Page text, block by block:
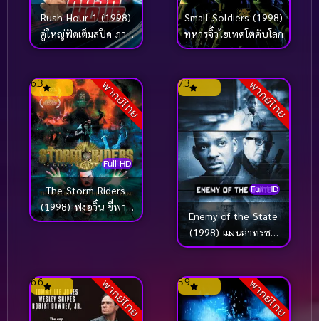
Rush Hour 1 (1998)
คู่ใหญ่ฟัดเต็มสปีด ภาค
1
Small Soldiers (1998)
ทหารจิ๋วไฮเทคโตคับโลก
พากย์ไทย
Full HD
6.3
The Storm Riders
(1998) ฟงอวิ๋น ขี่พายุ
ทะลุฟ้า
พากย์ไทย
Full HD
7.3
Enemy of the State
(1998) แผนล่าทรชน
ข้ามโลก
พากย์ไทย
6.6 พากย์ไทย
5.9